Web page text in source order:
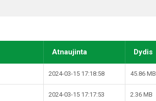
Atnaujinta Dydis
2024-03-15 17:18:58 45.86 MB
2024-03-15 17:17:53 2.36 MB